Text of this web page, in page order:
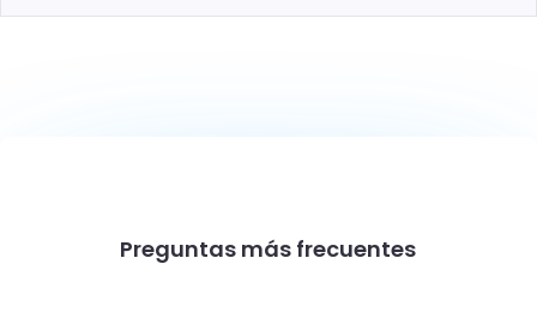
Preguntas más frecuentes